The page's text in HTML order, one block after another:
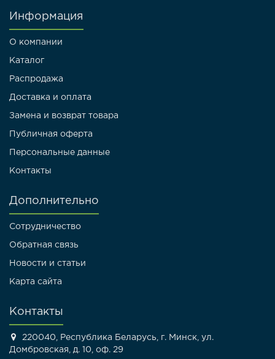
Информация
О компании
Каталог
Распродажа
Доставка и оплата
Замена и возврат товара
Публичная оферта
Персональные данные
Контакты
Дополнительно
Сотрудничество
Обратная связь
Новости и статьи
Карта сайта
Контакты
220040, Республика Беларусь, г. Минск, ул.
Домбровская, д. 10, оф. 29